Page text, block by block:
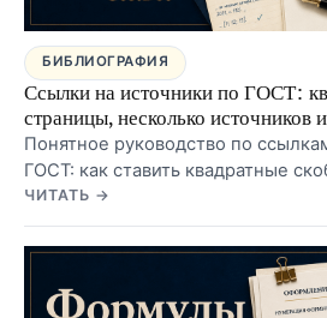
БИБЛИОГРАФИЯ
Ссылки на источники по ГОСТ:
страницы, несколько источников
Понятное руководство по
ГОСТ: как ставить квадратные
страницу, как ссылаться на
сразу, чем отличаются ссылки от
какие ошибки чаще всего
ЧИТАТЬ →